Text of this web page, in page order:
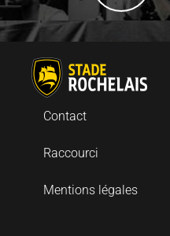
Contact
Raccourci
Mentions légales